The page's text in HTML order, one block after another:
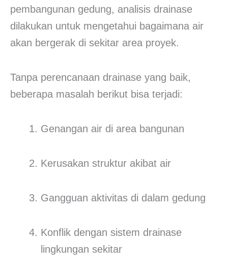
pembangunan gedung, analisis drainase
dilakukan untuk mengetahui bagaimana air
akan bergerak di sekitar area proyek.
Tanpa perencanaan drainase yang baik,
beberapa masalah berikut bisa terjadi:
Genangan air di area bangunan
Kerusakan struktur akibat air
Gangguan aktivitas di dalam gedung
Konflik dengan sistem drainase
lingkungan sekitar